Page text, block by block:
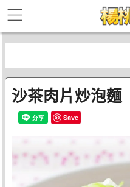
沙茶肉片炒泡麵
Save